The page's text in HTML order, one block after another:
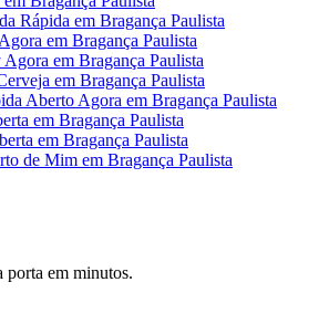
Rápida em Bragança Paulista
em Bragança Paulista
Agora em Bragança Paulista
em Bragança Paulista
Aberto Agora em Bragança Paulista
em Bragança Paulista
em Bragança Paulista
de Mim em Bragança Paulista
porta em minutos.